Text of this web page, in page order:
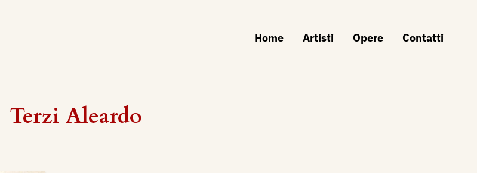
Home Artisti Opere Contatti
Terzi Aleardo